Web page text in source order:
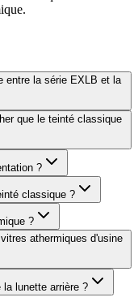
entre la série EXLB et la
que le teinté classique
?
classique ?
?
athermiques d'usine
lunette arrière ?